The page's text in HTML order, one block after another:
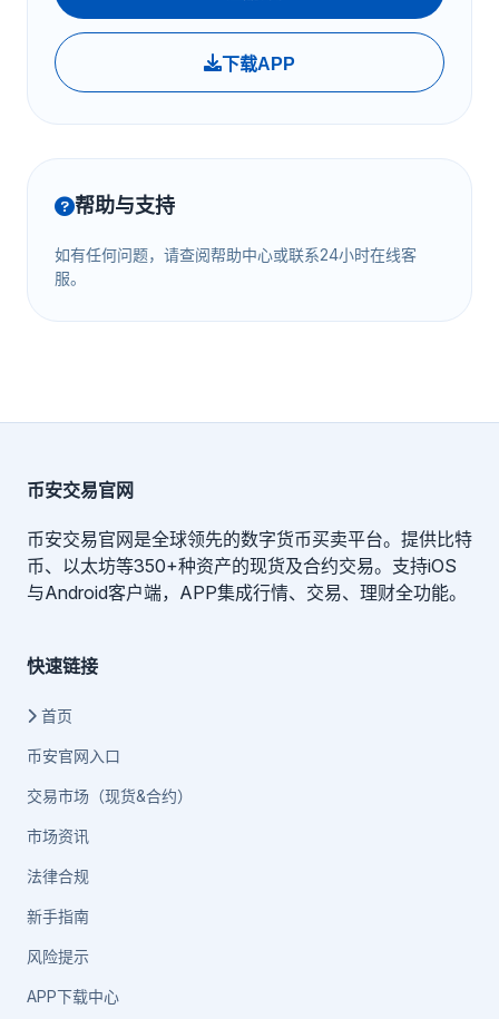
下载APP
帮助与支持
如有任何问题，请查阅帮助中心或联系24小时在线客
服。
币安交易官网
币安交易官网是全球领先的数字货币买卖平台。提供比特
币、以太坊等350+种资产的现货及合约交易。支持iOS
与Android客户端，APP集成行情、交易、理财全功能。
快速链接
首页
币安官网入口
交易市场（现货&合约）
市场资讯
法律合规
新手指南
风险提示
APP下载中心